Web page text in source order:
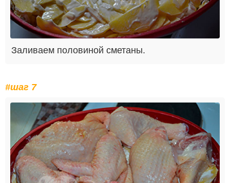
Заливаем половиной сметаны.
#шаг 7